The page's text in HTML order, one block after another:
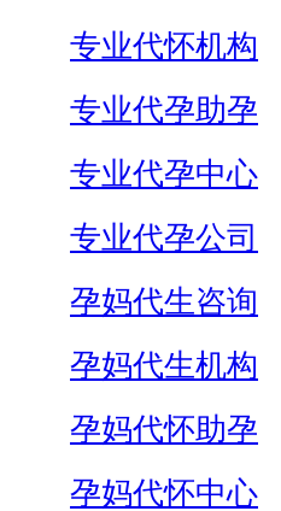
专业代怀机构
专业代孕助孕
专业代孕中心
专业代孕公司
孕妈代生咨询
孕妈代生机构
孕妈代怀助孕
孕妈代怀中心